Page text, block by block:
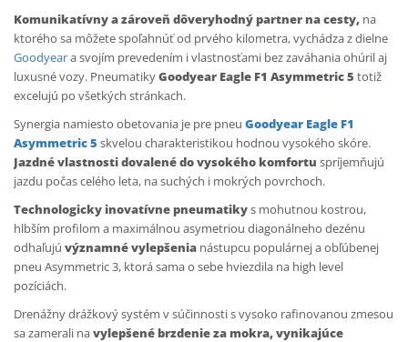
Komunikatívny a zároveň dôveryhodný partner na cesty, na
ktorého sa môžete spoľahnúť od prvého kilometra, vychádza z dielne
Goodyeara svojím prevedením i vlastnosťami bez zaváhania ohúril aj
luxusné vozy. PneumatikyGoodyear Eagle F1 Asymmetric 5 totiž
excelujú po všetkých stránkach.
Synergia namiesto obetovania je pre pneu Goodyear Eagle F1
Asymmetric 5 skvelou charakteristikou hodnou vysokého skóre.
Jazdné vlastnosti dovalené do vysokého komfortu spríjemňujú
jazdu počas celého leta, na suchých i mokrých povrchoch.
Technologicky inovatívne pneumatikys mohutnou kostrou,
hlbším profilom a maximálnou asymetriou diagonálneho dezénu
odhaľujú významné vylepšenia nástupcu populárnej a obľúbenej
pneu Asymmetric 3, ktorá sama o sebe hviezdila na high level
pozíciách.
Drenážny drážkový systém v súčinnosti s vysoko rafinovanou zmesou
sa zamerali navylepšené brzdenie za mokra, vynikajúce